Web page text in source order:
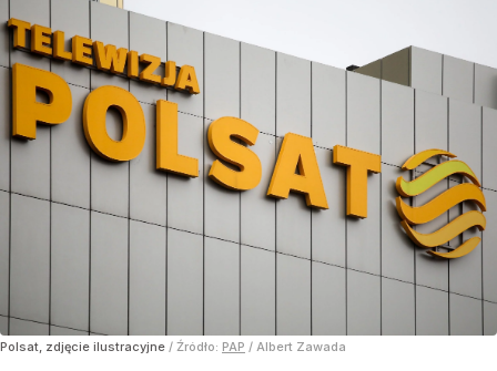
Polsat, zdjęcie ilustracyjne / Źródło: PAP / Albert Zawada